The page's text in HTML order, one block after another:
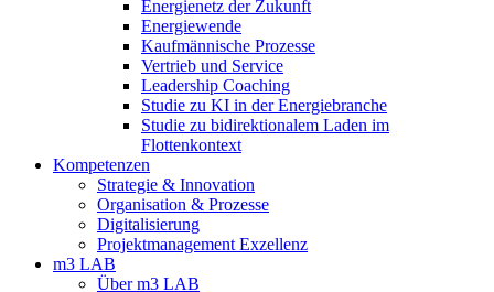
Energienetz der Zukunft
Energiewende
Kaufmännische Prozesse
Vertrieb und Service
Leadership Coaching
Studie zu KI in der Energiebranche
Studie zu bidirektionalem Laden im
Flottenkontext
Kompetenzen
Strategie & Innovation
Organisation & Prozesse
Digitalisierung
Projektmanagement Exzellenz
m3 LAB
Über m3 LAB